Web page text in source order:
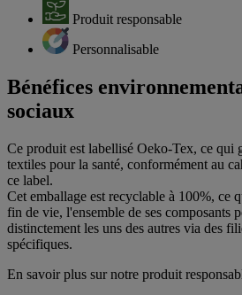
Produit responsable
Personnalisable
Bénéfices
sociaux
Ce produit est labellisé Oeko-Tex, ce qui
textiles pour la santé, conformément au
ce label.
Cet emballage est recyclable à 100%, ce
fin de vie, l'ensemble de ses composants
distinctement les uns des autres via des
spécifiques.
En savoir plus sur notre produit